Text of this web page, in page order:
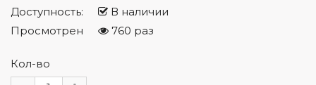
Доступность:
В наличии
Просмотрен
760 раз
Кол-во